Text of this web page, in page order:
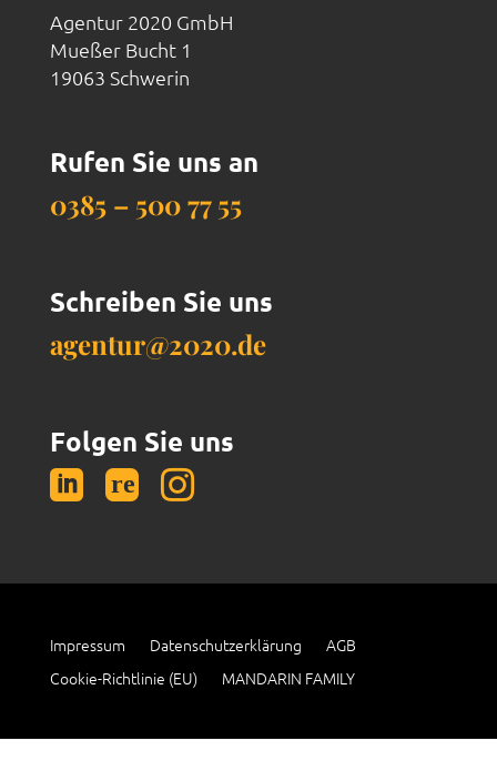
Agentur 2020 GmbH
Mueßer Bucht 1
19063 Schwerin
Rufen Sie uns an
0385 – 500 77 55
Schreiben Sie uns
agentur@2020.de
Folgen Sie uns
 
Impressum Datenschutzerklärung
AGB
Cookie-Richtlinie (EU)
MANDARIN FAMILY